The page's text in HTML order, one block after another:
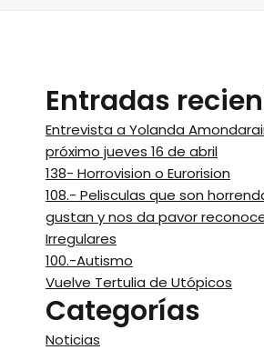
Entradas
Entrevista a Yolanda
próximo jueves 16 de abril
138- Horrovision o Eurorision
108.- Pelisculas que son
gustan y nos da pavor
Irregulares
100.-Autismo
Vuelve Tertulia de Utópicos
Categorías
Noticias